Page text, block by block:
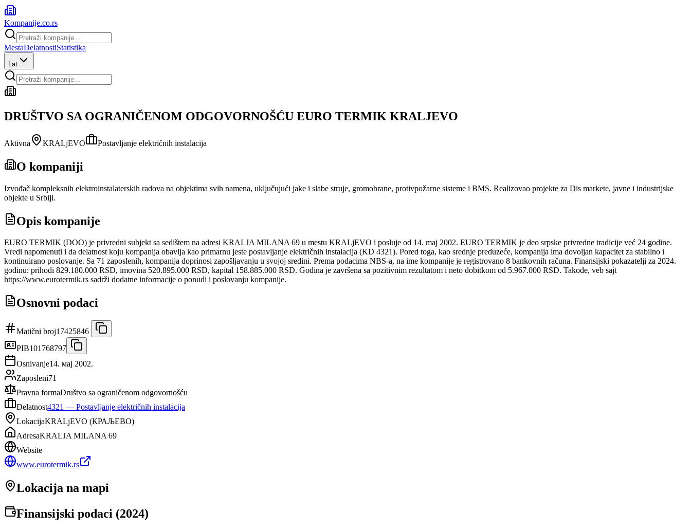
Kompanije.co.rs
MestaDelatnostiStatistika
Lat
DRUŠTVO SA OGRANIČENOM ODGOVORNOŠĆU EURO TERMIK KRALJEVO
Aktivna KRALjEVO Postavljanje električnih instalacija
O kompaniji
Izvođač kompleksnih elektroinstalaterskih radova na objektima svih namena, uključujući jake i slabe struje, gromobrane, protivpožarne sisteme i BMS. Realizovao projekte za Dis markete, javne i industrijske
objekte u Srbiji.
Opis kompanije
EURO TERMIK (DOO) je privredni subjekt sa sedištem na adresi KRALJA MILANA 69 u mestu KRALjEVO i posluje od 14. maj 2002. EURO TERMIK je deo srpske privredne tradicije već 24 godine.
Vredi napomenuti i da delatnost koju kompanija obavlja kao primarnu jeste postavljanje električnih instalacija (KD 4321). Pored toga, kao srednje preduzeće, kompanija ima dovoljan kapacitet za stabilno i
kontinuirano poslovanje. Sa 71 zaposlenih, kompanija doprinosi zapošljavanju u svojoj sredini. Prema podacima NBS-a, na ime kompanije je registrovano 8 bankovnih računa. Finansijski pokazatelji za 2024.
godinu: prihodi 829.180.000 RSD, imovina 520.895.000 RSD, kapital 158.885.000 RSD. Godina je završena sa pozitivnim rezultatom i neto dobitkom od 5.967.000 RSD. Takođe, veb sajt
https://www.eurotermik.rs sadrži dodatne informacije o ponudi i poslovanju kompanije.
Osnovni podaci
Matični broj17425846
PIB101768797
Osnivanje14. мај 2002.
Zaposleni71
Pravna formaDruštvo sa ograničenom odgovornošću
Delatnost4321 — Postavljanje električnih instalacija
LokacijaKRALjEVO (КРАЉЕВО)
AdresaKRALJA MILANA 69
Website
www.eurotermik.rs
Lokacija na mapi
Finansijski podaci (2024)